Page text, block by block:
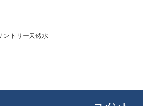
ントリー天然水